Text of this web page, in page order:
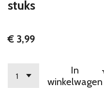
stuks
€ 3,99
In
winkelwagen